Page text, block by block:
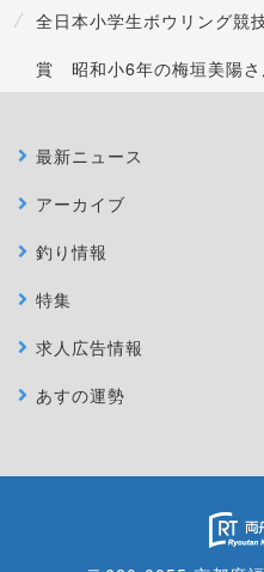
全日本小学生ボウリング競
賞 昭和小6年の梅垣美陽さ
最新ニュース
アーカイブ
釣り情報
特集
求人広告情報
あすの運勢